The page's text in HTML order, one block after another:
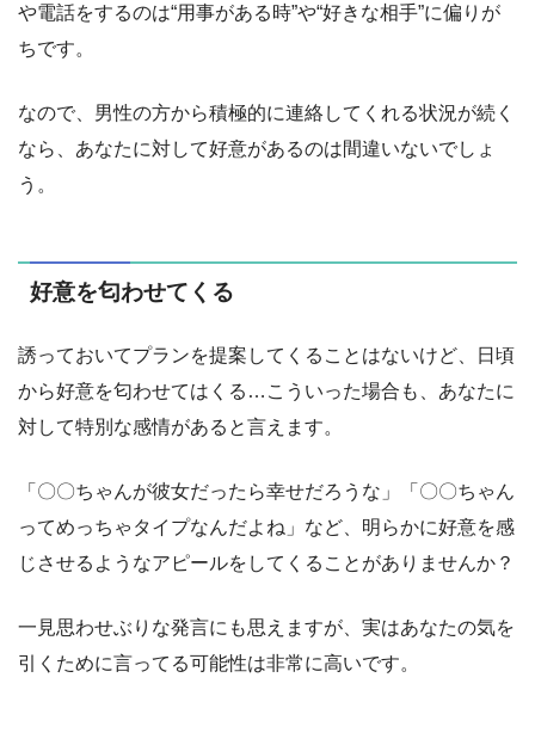
や電話をするのは“用事がある時”や“好きな相手”に偏りが
ちです。
なので、男性の方から積極的に連絡してくれる状況が続く
なら、あなたに対して好意があるのは間違いないでしょ
う。
好意を匂わせてくる
誘っておいてプランを提案してくることはないけど、日頃
から好意を匂わせてはくる…こういった場合も、あなたに
対して特別な感情があると言えます。
「〇〇ちゃんが彼女だったら幸せだろうな」「〇〇ちゃん
ってめっちゃタイプなんだよね」など、明らかに好意を感
じさせるようなアピールをしてくることがありませんか？
一見思わせぶりな発言にも思えますが、実はあなたの気を
引くために言ってる可能性は非常に高いです。